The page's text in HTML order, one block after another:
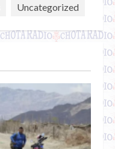
Uncategorized